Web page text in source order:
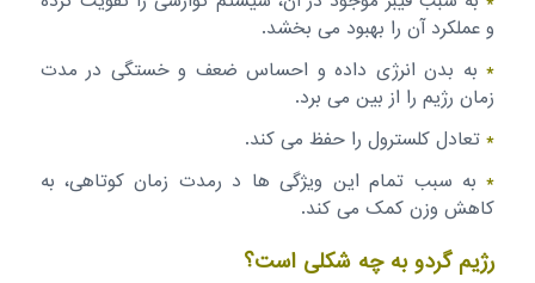
و عملکرد آن را بهبود می بخشد.
*به بدن انرژی داده و احساس ضعف و خستگی در مدت
زمان رژیم را از بین می برد.
*تعادل کلسترول را حفظ می کند.
*به سبب تمام این ویژگی ها د رمدت زمان کوتاهی، به
کاهش وزن کمک می کند.
رژیم گردو به چه شکلی است؟